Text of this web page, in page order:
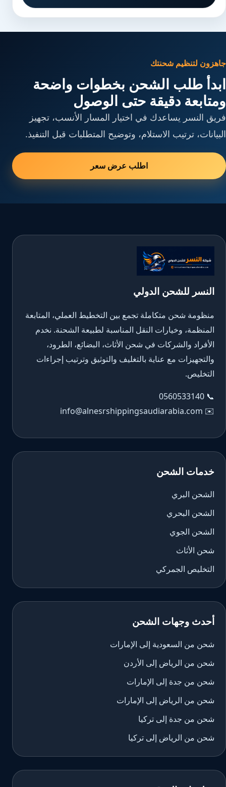
جاهزون لتنظيم شحنتك
ابدأ طلب الشحن بخطوات واضحة
ومتابعة دقيقة حتى الوصول
فريق النسر يساعدك في اختيار المسار الأنسب، تجهيز
البيانات، ترتيب الاستلام، وتوضيح المتطلبات قبل التنفيذ.
اطلب عرض سعر
النسر للشحن الدولي
منظومة شحن متكاملة تجمع بين التخطيط العملي، المتابعة
المنظمة، وخيارات النقل المناسبة لطبيعة الشحنة. نخدم
الأفراد والشركات في شحن الأثاث، البضائع، الطرود،
والتجهيزات مع عناية بالتغليف والتوثيق وترتيب إجراءات
التخليص.
📞
0560533140
✉️
info@alnesrshippingsaudiarabia.com
خدمات الشحن
الشحن البري
الشحن البحري
الشحن الجوي
شحن الأثاث
التخليص الجمركي
أحدث وجهات الشحن
شحن من السعودية إلى الإمارات
شحن من الرياض إلى الأردن
شحن من جدة إلى الإمارات
شحن من الرياض إلى الإمارات
شحن من جدة إلى تركيا
شحن من الرياض إلى تركيا